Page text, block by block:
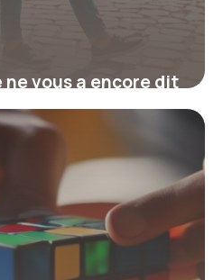
ne vous a encore dit
de votre valise pour
l’astuce
voyager léger et